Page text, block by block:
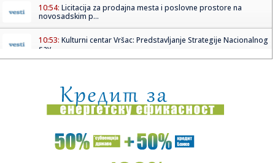
10:54: Licitacija za prodajna mesta i poslovne prostore na
novosadskim p...
10:53: Kulturni centar Vršac: Predstavljanje Strategije Nacionalnog
sav...
10:45:Јокићу уручене награде за најбољег ...
10:45:Кина упозорила грађане на путовања ...